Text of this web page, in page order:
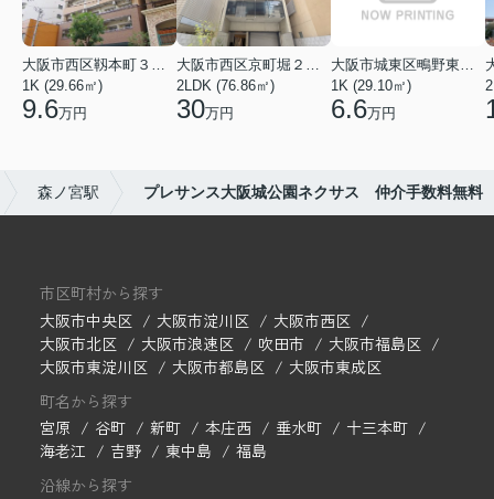
大阪市西区靱本町３丁目
1K (29.66㎡)
9.6万円
大阪市西区京町堀２丁目
2LDK (76.86㎡)
30万円
大阪市城東区鴫野東３丁目
1K (29.10㎡)
6.6万円
森ノ宮駅 プレサンス大阪城公園ネクサス 仲介手数料無料
市区町村から探す
大阪市中央区
大阪市淀川区
大阪市西区
大阪市北区
大阪市浪速区 吹田市
大阪市福島区
大阪市東淀川区
大阪市都島区
大阪市東成区
町名から探す
宮原
谷町 新町 本庄西 垂水町
十三本町
海老江
吉野 東中島
福島
沿線から探す